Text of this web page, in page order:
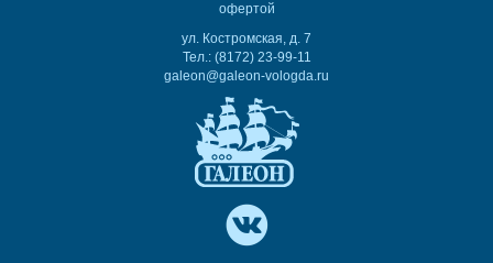
офертой
ул. Костромская, д. 7
Тел.: (8172) 23-99-11
galeon@galeon-vologda.ru